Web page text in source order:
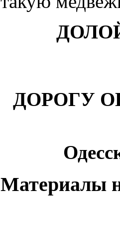
ДОРОГУ
Материалы